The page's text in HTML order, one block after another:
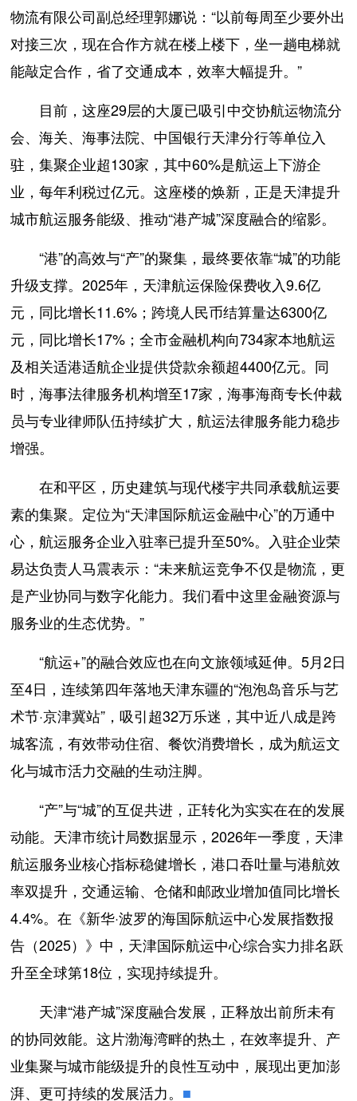
物流有限公司副总经理郭娜说：“以前每周至少要外出
对接三次，现在合作方就在楼上楼下，坐一趟电梯就
能敲定合作，省了交通成本，效率大幅提升。”
目前，这座29层的大厦已吸引中交协航运物流分
会、海关、海事法院、中国银行天津分行等单位入
驻，集聚企业超130家，其中60%是航运上下游企
业，每年利税过亿元。这座楼的焕新，正是天津提升
城市航运服务能级、推动“港产城”深度融合的缩影。
“港”的高效与“产”的聚集，最终要依靠“城”的功能
升级支撑。2025年，天津航运保险保费收入9.6亿
元，同比增长11.6%；跨境人民币结算量达6300亿
元，同比增长17%；全市金融机构向734家本地航运
及相关适港适航企业提供贷款余额超4400亿元。同
时，海事法律服务机构增至17家，海事海商专长仲裁
员与专业律师队伍持续扩大，航运法律服务能力稳步
增强。
在和平区，历史建筑与现代楼宇共同承载航运要
素的集聚。定位为“天津国际航运金融中心”的万通中
心，航运服务企业入驻率已提升至50%。入驻企业荣
易达负责人马震表示：“未来航运竞争不仅是物流，更
是产业协同与数字化能力。我们看中这里金融资源与
服务业的生态优势。”
“航运+”的融合效应也在向文旅领域延伸。5月2日
至4日，连续第四年落地天津东疆的“泡泡岛音乐与艺
术节·京津冀站”，吸引超32万乐迷，其中近八成是跨
城客流，有效带动住宿、餐饮消费增长，成为航运文
化与城市活力交融的生动注脚。
“产”与“城”的互促共进，正转化为实实在在的发展
动能。天津市统计局数据显示，2026年一季度，天津
航运服务业核心指标稳健增长，港口吞吐量与港航效
率双提升，交通运输、仓储和邮政业增加值同比增长
4.4%。在《新华·波罗的海国际航运中心发展指数报
告（2025）》中，天津国际航运中心综合实力排名跃
升至全球第18位，实现持续提升。
天津“港产城”深度融合发展，正释放出前所未有
的协同效能。这片渤海湾畔的热土，在效率提升、产
业集聚与城市能级提升的良性互动中，展现出更加澎
湃、更可持续的发展活力。 ■